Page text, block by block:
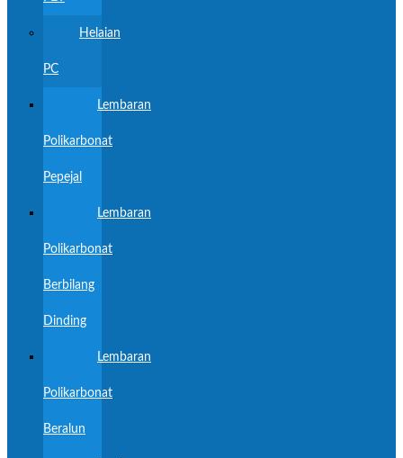
Helaian
PC
Lembaran
Polikarbonat
Pepejal
Lembaran
Polikarbonat
Berbilang
Dinding
Lembaran
Polikarbonat
Beralun